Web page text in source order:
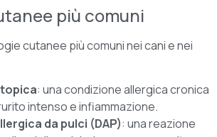
più comuni
cutanee più comuni nei cani e nei
: una condizione allergica cronica
intenso e infiammazione.
da pulci (DAP): una reazione